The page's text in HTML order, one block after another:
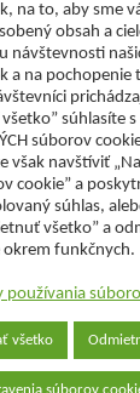
Tále a.s.
na to, aby sme
obsah a
návštevnosti
a na pochopenie
všetko” súhlasíte
súborov
však navštíviť
cookie” a
súhlas,
všetko” a
okrem funkčnych.
používania
všetko